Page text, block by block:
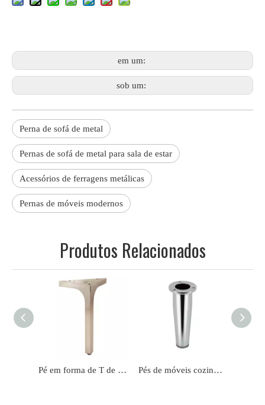
em um:
sob um:
Perna de sofá de metal
Pernas de sofá de metal para sala de estar
Acessórios de ferragens metálicas
Pernas de móveis modernos
Produtos Relacionados
Pé em forma de T de venda quente, perna de sofá em liga de zinco cromado Pés de móveis cozinha ajustável redondo de aço inoxidável perna de sofá de liga de zinco